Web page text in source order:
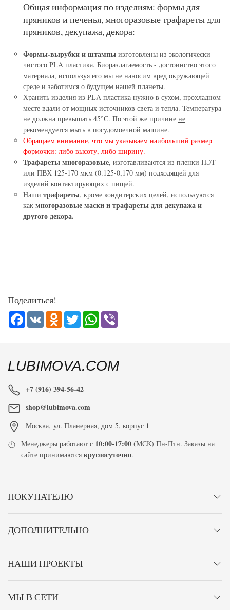
Общая информация по изделиям: формы для
пряников и печенья, многоразовые трафареты для
пряников, декупажа, декора:
Формы-вырубки и штампы изготовлены из экологически
чистого PLA пластика. Биоразлагаемость - достоинство этого
материала, используя его мы не наносим вред окружающей
среде и заботимся о будущем нашей планеты.
Хранить изделия из PLA пластика нужно в сухом, прохладном
месте вдали от мощных источников света и тепла. Температура
не должна превышать 45°С. По этой же причине не
рекомендуется мыть в посудомоечной машине.
Обращаем внимание, что мы указываем наибольший размер
формочки: либо высоту, либо ширину.
Трафареты многоразовые, изготавливаются из пленки ПЭТ
или ПВХ 125-170 мкм (0.125-0,170 мм) подходящей для
изделий контактирующих с пищей.
Наши трафареты, кроме кондитерских целей, используются
как многоразовые маски и трафареты для декупажа и
другого декора.
Поделиться!
Facebook
VK Odnoklassniki
TwitterWhatsApp
LUBIMOVA.COM
+7 (916) 394-56-42
shop@lubimova.com
Москва, ул. Планерная, дом 5, корпус 1
Менеджеры работают с 10:00-17:00 (МСК) Пн-Птн. Заказы на
сайте принимаютсякруглосуточно.
ПОКУПАТЕЛЮ
ДОПОЛНИТЕЛЬНО
НАШИ ПРОЕКТЫ
МЫ В СЕТИ